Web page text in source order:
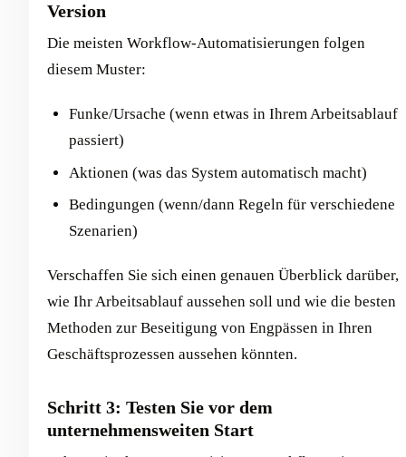
Version
Die meisten Workflow-Automatisierungen folgen
diesem Muster:
Funke/Ursache (wenn etwas in Ihrem Arbeitsablauf
passiert)
Aktionen (was das System automatisch macht)
Bedingungen (wenn/dann Regeln für verschiedene
Szenarien)
Verschaffen Sie sich einen genauen Überblick darüber,
wie Ihr Arbeitsablauf aussehen soll und wie die besten
Methoden zur Beseitigung von Engpässen in Ihren
Geschäftsprozessen aussehen könnten.
Schritt 3: Testen Sie vor dem
unternehmensweiten Start